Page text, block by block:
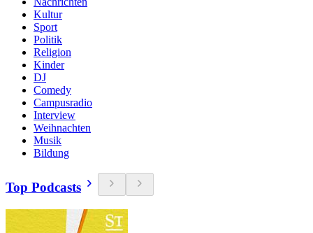
Kultur
Sport
Politik
Religion
Kinder
DJ
Comedy
Campusradio
Interview
Weihnachten
Musik
Bildung
Top Podcasts